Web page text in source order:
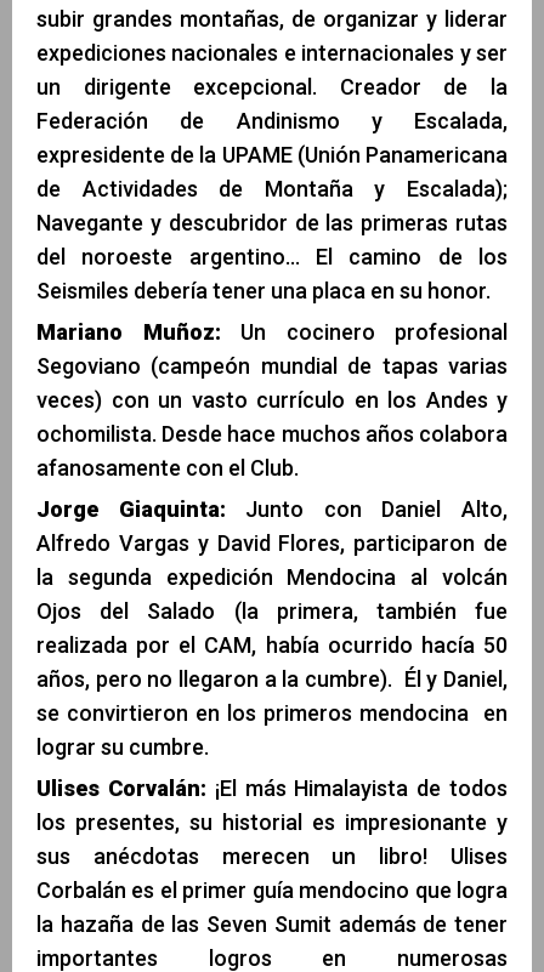
subir grandes montañas, de organizar y liderar
expediciones nacionales e internacionales y ser
un dirigente excepcional. Creador de la
Federación de Andinismo y Escalada,
expresidente de la UPAME (Unión Panamericana
de Actividades de Montaña y Escalada);
Navegante y descubridor de las primeras rutas
del noroeste argentino… El camino de los
Seismiles debería tener una placa en su honor.
Mariano Muñoz: Un cocinero profesional
Segoviano (campeón mundial de tapas varias
veces) con un vasto currículo en los Andes y
ochomilista. Desde hace muchos años colabora
afanosamente con el Club.
Jorge Giaquinta: Junto con Daniel Alto,
Alfredo Vargas y David Flores, participaron de
la segunda expedición Mendocina al volcán
Ojos del Salado (la primera, también fue
realizada por el CAM, había ocurrido hacía 50
años, pero no llegaron a la cumbre). Él y Daniel,
se convirtieron en los primeros mendocina en
lograr su cumbre.
Ulises Corvalán: ¡El más Himalayista de todos
los presentes, su historial es impresionante y
sus anécdotas merecen un libro! Ulises
Corbalán es el primer guía mendocino que logra
la hazaña de las Seven Sumit además de tener
importantes logros en numerosas